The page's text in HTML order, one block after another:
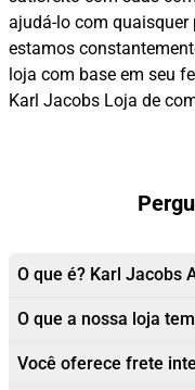
ajudá-lo com quaisquer
estamos
loja com base em seu
Karl Jacobs Loja de
O que é? Karl Jacobs
O que a nossa loja
Você oferece frete